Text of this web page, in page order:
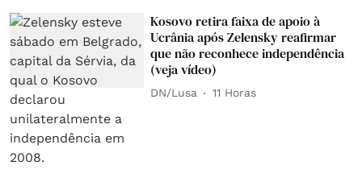
Kosovo retira faixa de apoio à
Ucrânia após Zelensky reafirmar
que não reconhece independência
(veja vídeo)
DN/Lusa 11 Horas